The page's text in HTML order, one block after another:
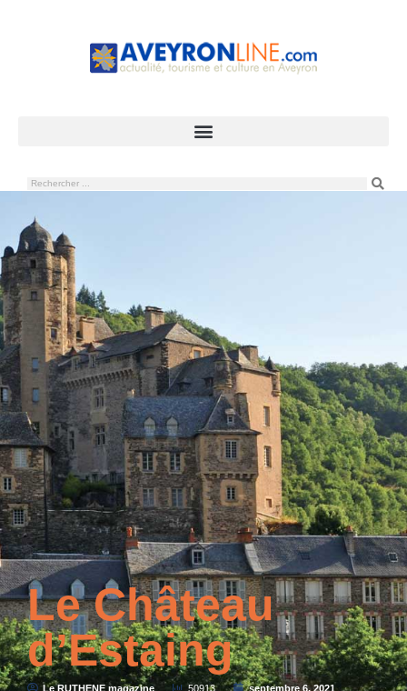
Le Château
d’Estaing
Le RUTHENE magazine 50913 septembre 6, 2021